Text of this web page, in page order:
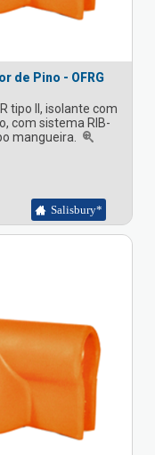
de Pino - OFRG
tipo II, isolante com
com sistema RIB-
mangueira.
Salisbury*